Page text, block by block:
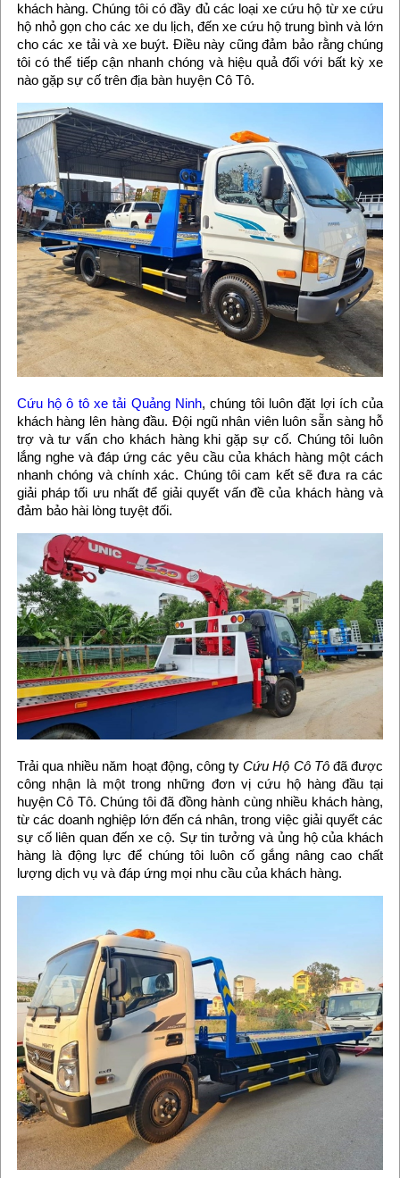
khách hàng. Chúng tôi có đầy đủ các loại xe cứu hộ từ xe cứu
hộ nhỏ gọn cho các xe du lịch, đến xe cứu hộ trung bình và lớn
cho các xe tải và xe buýt. Điều này cũng đảm bảo rằng chúng
tôi có thể tiếp cận nhanh chóng và hiệu quả đối với bất kỳ xe
nào gặp sự cố trên địa bàn huyện Cô Tô.
Cứu hộ ô tô xe tải Quảng Ninh, chúng tôi luôn đặt lợi ích của
khách hàng lên hàng đầu. Đội ngũ nhân viên luôn sẵn sàng hỗ
trợ và tư vấn cho khách hàng khi gặp sự cố. Chúng tôi luôn
lắng nghe và đáp ứng các yêu cầu của khách hàng một cách
nhanh chóng và chính xác. Chúng tôi cam kết sẽ đưa ra các
giải pháp tối ưu nhất để giải quyết vấn đề của khách hàng và
đảm bảo hài lòng tuyệt đối.
Trải qua nhiều năm hoạt động, công tyCứu Hộ Cô Tôđã được
công nhận là một trong những đơn vị cứu hộ hàng đầu tại
huyện Cô Tô. Chúng tôi đã đồng hành cùng nhiều khách hàng,
từ các doanh nghiệp lớn đến cá nhân, trong việc giải quyết các
sự cố liên quan đến xe cộ. Sự tin tưởng và ủng hộ của khách
hàng là động lực để chúng tôi luôn cố gắng nâng cao chất
lượng dịch vụ và đáp ứng mọi nhu cầu của khách hàng.